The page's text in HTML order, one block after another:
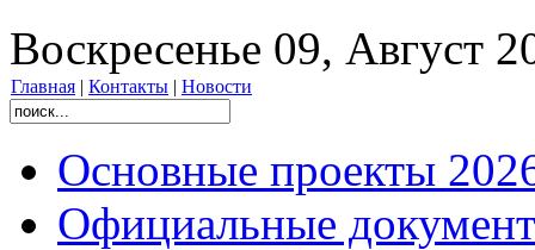
Воскресенье 09, Август
Главная | Контакты | Новости
Основные проекты
Официальные